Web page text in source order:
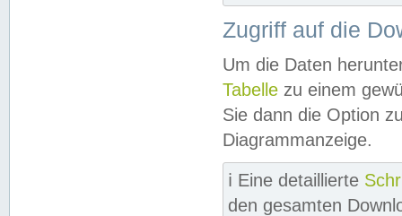
Zugriff auf die
Um die Daten
Tabelle zu einem
Sie dann die Option
Diagrammanzeige.
ℹ️ Eine detaillierte
den gesamten